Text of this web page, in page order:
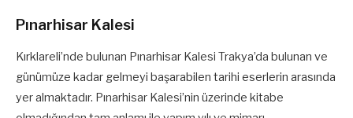
Pınarhisar Kalesi
Kırklareli’nde bulunan Pınarhisar Kalesi Trakya’da bulunan ve
günümüze kadar gelmeyi başarabilen tarihi eserlerin arasında
yer almaktadır. Pınarhisar Kalesi’nin üzerinde kitabe